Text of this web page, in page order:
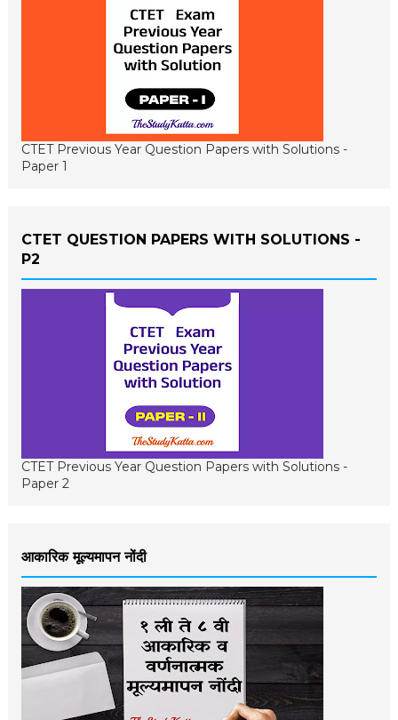
CTET Previous Year Question Papers with Solutions -
Paper 1
CTET QUESTION PAPERS WITH SOLUTIONS -
P2
CTET Previous Year Question Papers with Solutions -
Paper 2
आकारिक मूल्यमापन नोंदी